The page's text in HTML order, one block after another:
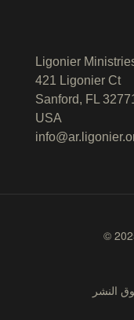
Ligonier
421 Ligonier Ct
Sanford, FL
USA
النشر